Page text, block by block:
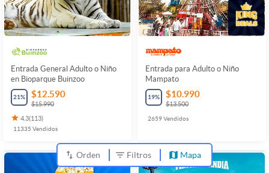
Entrada General Adulto o Niño
en Bioparque Buinzoo
21% $12.590
$15.990
4.3(113)
11335 Vendidos
Entrada para Adulto o Niño
Mampato
19% $10.990
$13.500
2659Vendidos
Orden Filtros Mapa